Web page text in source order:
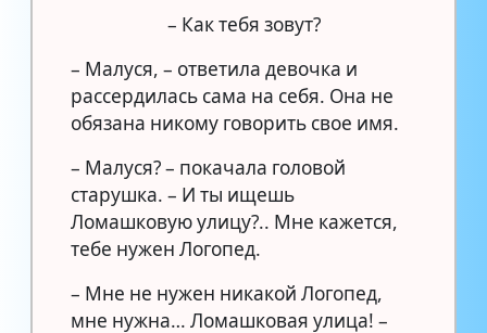
– Как тебя зовут?
– Малуся, – ответила девочка и
рассердилась сама на себя. Она не
обязана никому говорить свое имя.
– Малуся? – покачала головой
старушка. – И ты ищешь
Ломашковую улицу?.. Мне кажется,
тебе нужен Логопед.
– Мне не нужен никакой Логопед,
мне нужна… Ломашковая улица! –